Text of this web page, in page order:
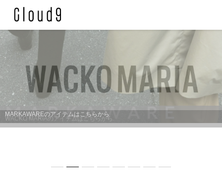
MARKAWAREのアイテムはこちらから